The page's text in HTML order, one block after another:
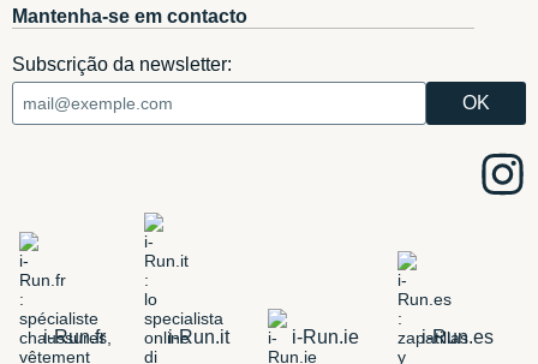
Mantenha-se em contacto
Subscrição da newsletter:
i-Run.fr i-Run.it i-Run.ie i-Run.es